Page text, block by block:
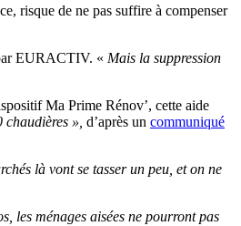
risque de ne pas suffire à compenser
EURACTIV. « Mais la suppression
Ma Prime Rénov’, cette aide
», d’après un communiqué
là vont se tasser un peu, et on ne
les ménages aisées ne pourront pas